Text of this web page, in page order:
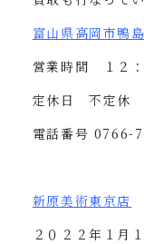
富山県高岡市鴨
営業時間 １２：
定休日 不定休
電話番号 0766-
新原美術東京店
２０２２年１月